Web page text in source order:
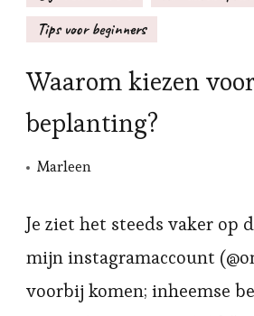
Tips voor beginners
Waarom kiezen
beplanting?
Marleen
Je ziet het steeds vaker op
mijn instagramaccount
voorbij komen; inheemse